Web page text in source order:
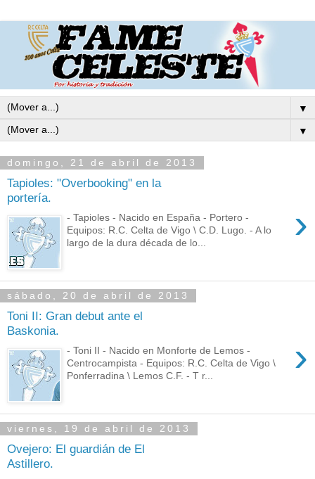
▼
▼
domingo, 21 de abril de 2013
Tapioles: "Overbooking" en la
portería.
›
- Tapioles - Nacido en España - Portero -
Equipos: R.C. Celta de Vigo \ C.D. Lugo. - A lo
largo de la dura década de lo...
sábado, 20 de abril de 2013
Toni II: Gran debut ante el
Baskonia.
›
- Toni II - Nacido en Monforte de Lemos -
Centrocampista - Equipos: R.C. Celta de Vigo \
Ponferradina \ Lemos C.F. - T r...
viernes, 19 de abril de 2013
Ovejero: El guardián de El
Astillero.